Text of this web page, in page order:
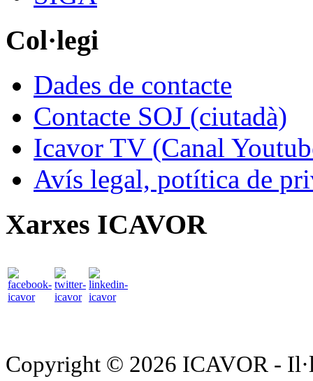
Col·legi
Dades de contacte
Contacte SOJ (ciutadà)
Icavor TV (Canal
Avís legal, potítica de
Xarxes ICAVOR
Copyright © 2026 ICAVOR -